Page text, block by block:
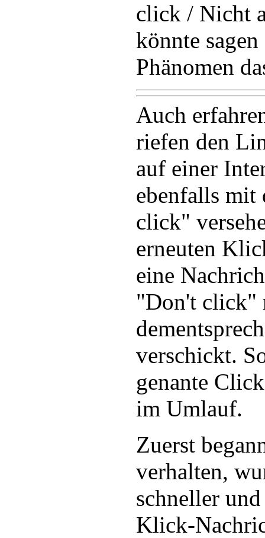
click / Nicht
könnte
Phänomen
Auch
riefen den
auf einer
ebenfalls mit
click"
erneuten
eine
"Don't click"
verschickt.
genante
im Umlauf.
Zuerst
verhalten,
schneller
Klick-